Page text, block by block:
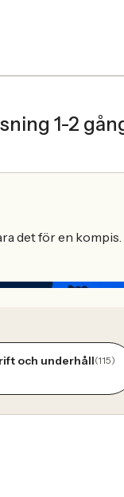
1-2
det för en
och underhåll(115)